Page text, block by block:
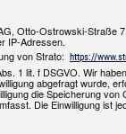
Otto-Ostrowski-Straße
IP-Adressen.
von Strato: https://
1 lit. f DSGVO. Wir
abgefragt wurde,
die Speicherung
Die Einwilligung ist